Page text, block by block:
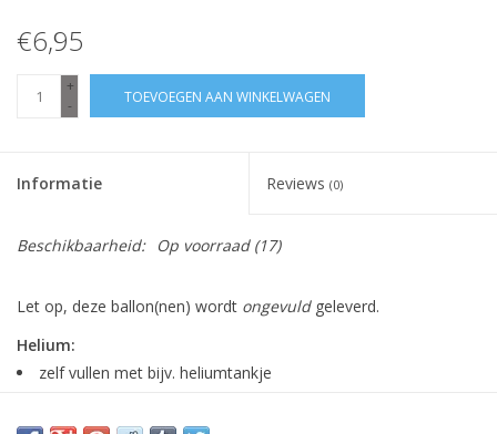
€6,95
+
-
TOEVOEGEN AAN WINKELWAGEN
Informatie Reviews (0)
Beschikbaarheid: Op voorraad(17)
Let op, deze ballon(nen) wordt ongevuldgeleverd.
Helium:
zelf vullen met bijv. heliumtankje
minimaal 1 week goed (meestal veel langer)